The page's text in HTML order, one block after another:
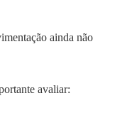
ainda não
avaliar: